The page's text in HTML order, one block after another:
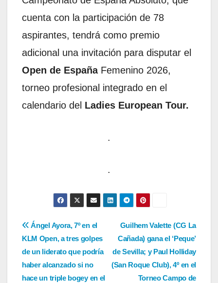
cuenta con la participación de 78
aspirantes, tendrá como premio
adicional una invitación para disputar el
Open de EspañaFemenino 2026,
torneo profesional integrado en el
calendario del Ladies European Tour.
.
.
Navegación
de
entradas
Guilhem Valette (CG La
Cañada) gana el ‘Peque’
de Sevilla; y Paul Holliday
(San Roque Club), 4º en el
Torneo Campo de
Ángel Ayora, 7º en el
KLM Open, a tres golpes
de un liderato que podría
haber alcanzado si no
hace un triple bogey en el